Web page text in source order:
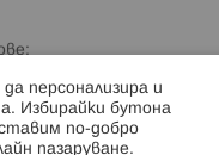
персонализира и
Избирайки бутона
по-добро
пазаруване.